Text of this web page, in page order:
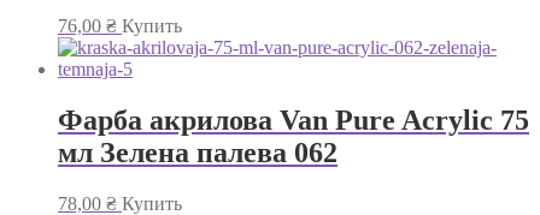
76,00 ₴ Купить
Фарба акрилова Van Pure Acrylic 75
мл Зелена палева 062
78,00 ₴ Купить